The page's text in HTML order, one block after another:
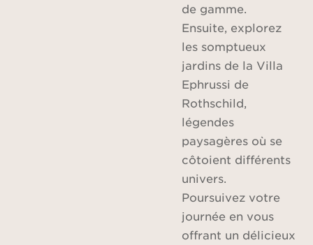
de gamme.
Ensuite, explorez
les somptueux
jardins de la Villa
Ephrussi de
Rothschild,
légendes
paysagères où se
côtoient différents
univers.
Poursuivez votre
journée en vous
offrant un délicieux